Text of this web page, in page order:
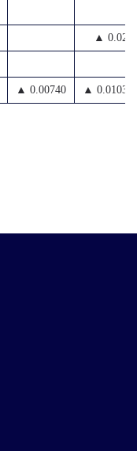
▲ 0.020
▲ 0.00740 ▲ 0.01036